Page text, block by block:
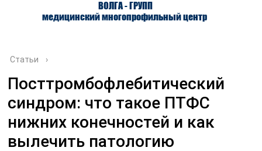
ВОЛГА - ГРУПП
медицинский многопрофильный центр
О ЦЕНТРЕ ВРАЧИ
Статьи ›
Посттромбофлебитический
синдром: что такое ПТФС
нижних конечностей и как
вылечить патологию